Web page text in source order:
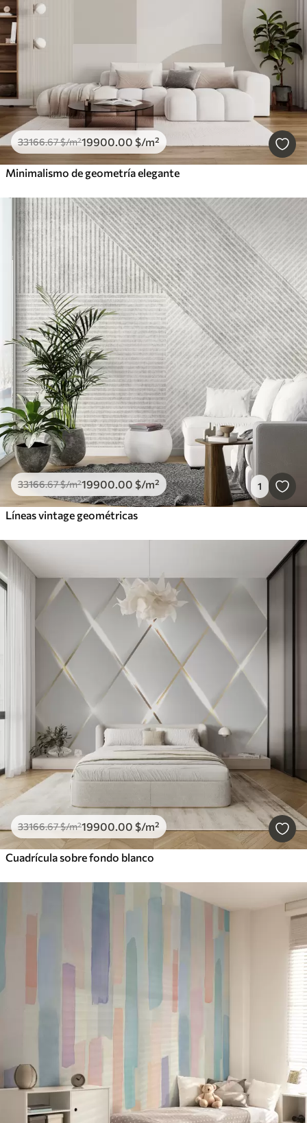
33166.67$/m²19900.00 $/m²
Minimalismo de geometría elegante
33166.67$/m²19900.00 $/m² 1
Líneas vintage geométricas
33166.67$/m²19900.00 $/m²
Cuadrícula sobre fondo blanco